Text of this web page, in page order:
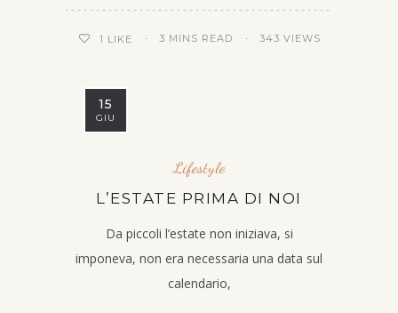
1 LIKE 3 MINS READ 343 VIEWS
15
GIU
Lifestyle
L’ESTATE PRIMA DI NOI
Da piccoli l’estate non iniziava, si
imponeva, non era necessaria una data sul
calendario,